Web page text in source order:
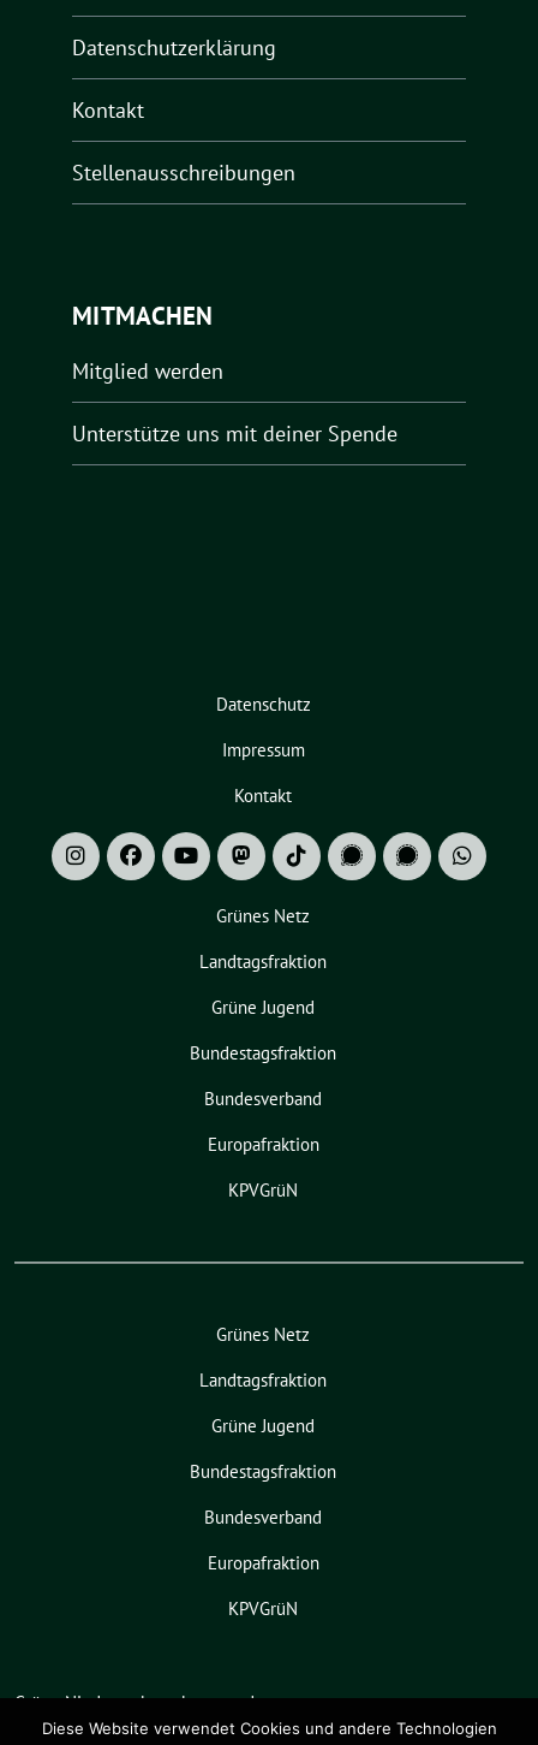
Datenschutzerklärung
Kontakt
Stellenausschreibungen
MITMACHEN
Mitglied werden
Unterstütze uns mit deiner Spende
Datenschutz
Impressum
Kontakt
Grünes Netz
Landtagsfraktion
Grüne Jugend
Bundestagsfraktion
Bundesverband
Europafraktion
KPVGrüN
Grünes Netz
Landtagsfraktion
Grüne Jugend
Bundestagsfraktion
Bundesverband
Europafraktion
KPVGrüN
Grüne Niedersachsen benutzt das
freie grüne Themesunflower ‐ ein
Diese Website verwendet Cookies und andere Technologien